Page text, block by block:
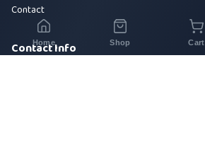
Contact
Contact Info
Home Shop Cart